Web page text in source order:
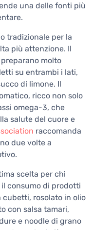
una delle fonti più
tradizionale per la
più attenzione. Il
molto
su entrambi i lati,
di limone. Il
ricco non solo
omega-3, che
salute del cuore e
raccomanda
due volte a
scelta per chi
consumo di prodotti
cubetti, rosolato in olio
con salsa tamari,
e noodle di grano